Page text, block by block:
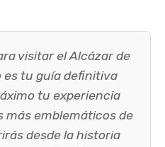
visitar el Alcázar de
es tu guía definitiva
tu experiencia
más emblemáticos de
desde la historia